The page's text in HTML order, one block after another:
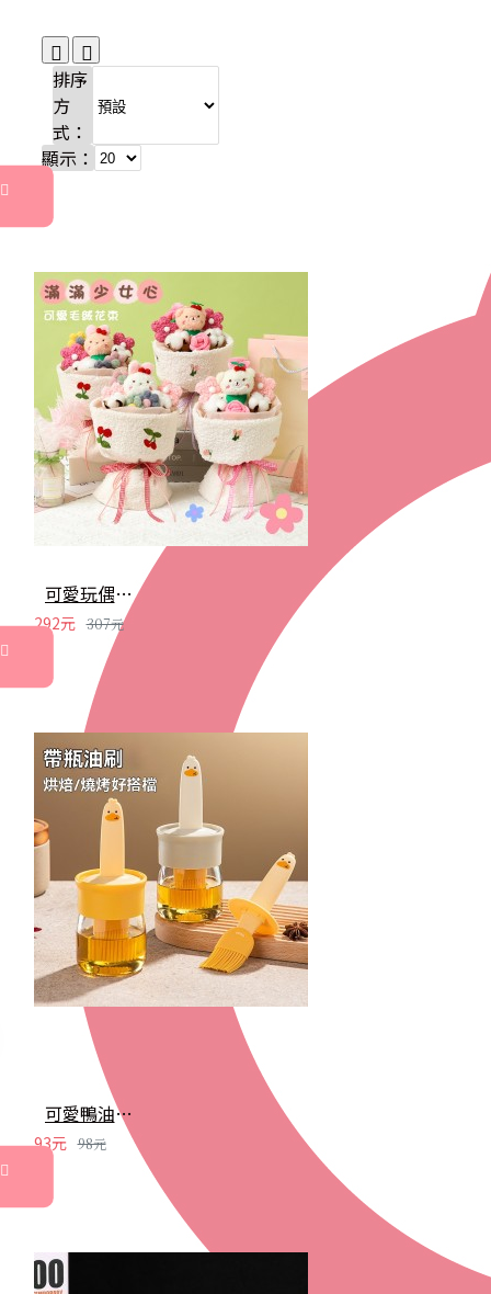
排序
方
式：
顯示：
可愛玩偶創意花束 玫瑰花 賀卡 七夕 情人節 花束 畢業季 母親節 婚禮
292元 307元
可愛鴨油刷瓶 油刷 矽膠刷 烤肉刷 醬料刷 油罐 調料罐 奶油刷 烘焙 烤肉 中秋
93元 98元